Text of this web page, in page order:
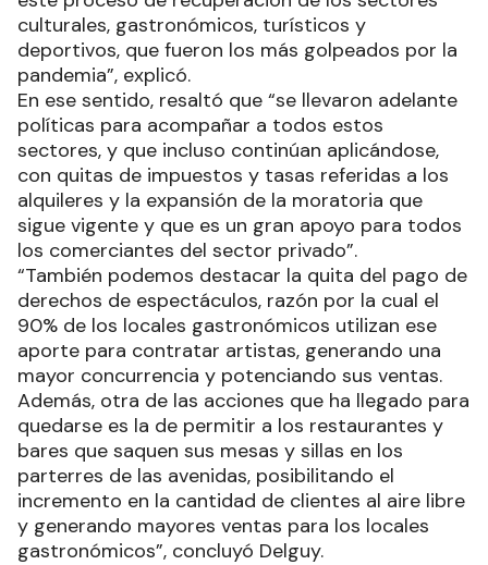
culturales, gastronómicos, turísticos y
deportivos, que fueron los más golpeados por la
pandemia”, explicó.
En ese sentido, resaltó que “se llevaron adelante
políticas para acompañar a todos estos
sectores, y que incluso continúan aplicándose,
con quitas de impuestos y tasas referidas a los
alquileres y la expansión de la moratoria que
sigue vigente y que es un gran apoyo para todos
los comerciantes del sector privado”.
“También podemos destacar la quita del pago de
derechos de espectáculos, razón por la cual el
90% de los locales gastronómicos utilizan ese
aporte para contratar artistas, generando una
mayor concurrencia y potenciando sus ventas.
Además, otra de las acciones que ha llegado para
quedarse es la de permitir a los restaurantes y
bares que saquen sus mesas y sillas en los
parterres de las avenidas, posibilitando el
incremento en la cantidad de clientes al aire libre
y generando mayores ventas para los locales
gastronómicos”, concluyó Delguy.